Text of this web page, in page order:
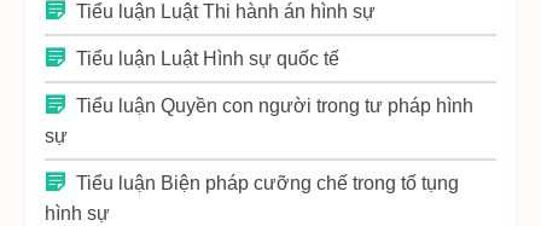
Tiểu luận Luật Thi hành án hình sự
Tiểu luận Luật Hình sự quốc tế
Tiểu luận Quyền con người trong tư pháp hình
sự
Tiểu luận Biện pháp cưỡng chế trong tố tụng
hình sự